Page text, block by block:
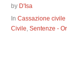
by D'Isa
InCassazione civile
Civile ,Sentenze -